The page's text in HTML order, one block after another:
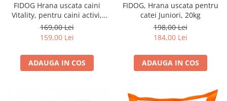
FIDOG Hrana uscata caini
Vitality, pentru caini activi,
20kg
169,00 Lei
159,00 Lei
ADAUGA IN COS
FIDOG, Hrana uscata pentru
catei Juniori, 20kg
198,00 Lei
184,00 Lei
ADAUGA IN COS